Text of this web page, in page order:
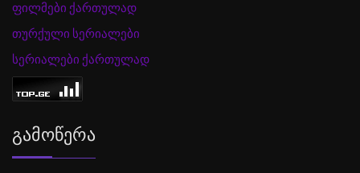
ფილმები ქართულად
თურქული სერიალები
სერიალები ქართულად
Გამოწერა